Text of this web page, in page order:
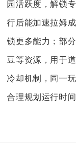
园活跃度，解锁
行后能加速拉姆
锁更多能力；部
豆等资源，用于
冷却机制，同一
合理规划运行时